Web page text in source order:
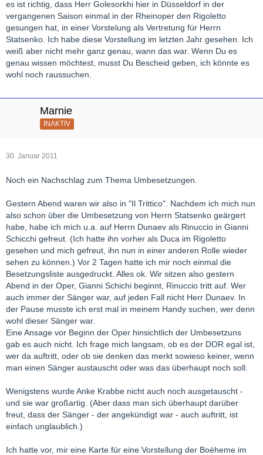
es ist richtig, dass Herr Golesorkhi hier in Düsseldorf in der
vergangenen Saison einmal in der Rheinoper den Rigoletto
gesungen hat, in einer Vorstelung als Vertretung für Herrn
Statsenko. Ich habe diese Vorstellung im letzten Jahr gesehen. Ich
weiß aber nicht mehr ganz genau, wann das war. Wenn Du es
genau wissen möchtest, musst Du Bescheid geben, ich könnte es
wohl noch raussuchen.
Marnie
INAKTIV
30. Januar 2011
Noch ein Nachschlag zum Thema Umbesetzungen.
Gestern Abend waren wir also in "Il Trittico". Nachdem ich mich nun
also schon über die Umbesetzung von Herrn Statsenko geärgert
habe, habe ich mich u.a. auf Herrn Dunaev als Rinuccio in Gianni
Schicchi gefreut. (Ich hatte ihn vorher als Duca im Rigoletto
gesehen und mich gefreut, ihn nun in einer anderen Rolle wieder
sehen zu können.) Vor 2 Tagen hatte ich mir noch einmal die
Besetzungsliste ausgedruckt. Alles ok. Wir sitzen also gestern
Abend in der Oper, Gianni Schichi beginnt, Rinuccio tritt auf. Wer
auch immer der Sänger war, auf jeden Fall nicht Herr Dunaev. In
der Pause musste ich erst mal in meinem Handy suchen, wer denn
wohl dieser Sänger war.
Eine Ansage vor Beginn der Oper hinsichtlich der Umbesetzuns
gab es auch nicht. Ich frage mich langsam, ob es der DOR egal ist,
wer da auftritt, oder ob sie denken das merkt sowieso keiner, wenn
man einen Sänger austauscht oder was das überhaupt noch soll.
Wenigstens wurde Anke Krabbe nicht auch noch ausgetauscht -
und sie war großartig. (Aber dass man sich überhaupt darüber
freut, dass der Sänger - der angekündigt war - auch auftritt, ist
einfach unglaublich.)
Ich hatte vor, mir eine Karte für eine Vorstellung der Boèheme im